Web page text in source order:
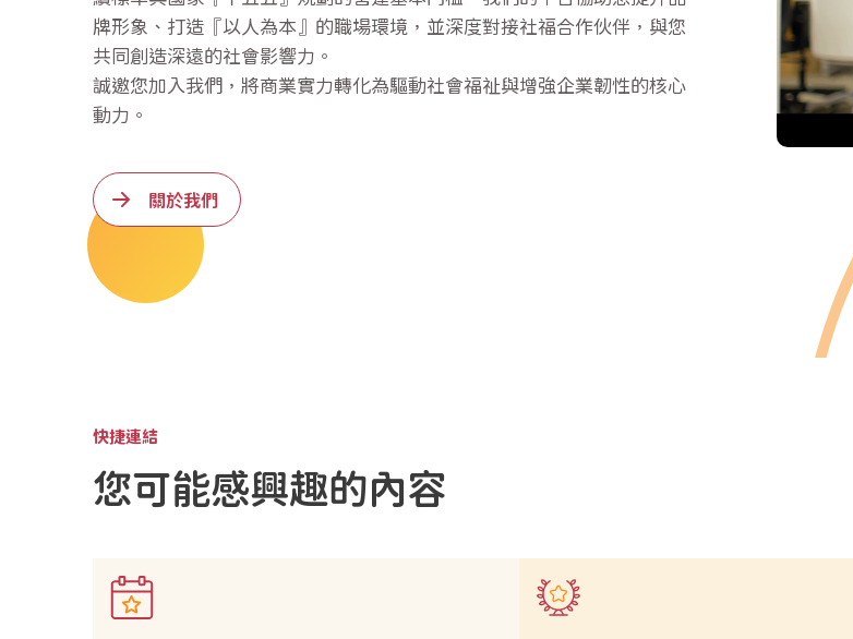
牌形象、打造『以人為本』的職場環境，並深度對接社福合作伙伴，與您
共同創造深遠的社會影響力。
誠邀您加入我們，將商業實力轉化為驅動社會福祉與增強企業韌性的核心
動力。
關於我們
快捷連結
您可能感興趣的內容